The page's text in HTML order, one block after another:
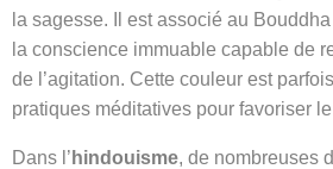
la sagesse. Il est associé au
la conscience immuable capable de
de l’agitation. Cette couleur est
pratiques méditatives pour favoriser
Dans l’ hindouisme, de nombreuses